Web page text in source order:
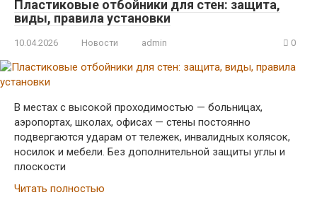
Пластиковые отбойники для стен: защита,
виды, правила установки
10.04.2026 Новости admin 0
В местах с высокой проходимостью — больницах,
аэропортах, школах, офисах — стены постоянно
подвергаются ударам от тележек, инвалидных колясок,
носилок и мебели. Без дополнительной защиты углы и
плоскости
Читать полностью